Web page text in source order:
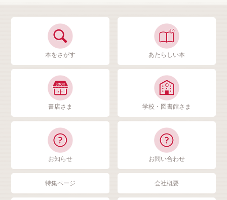
本をさがす あたらしい本
書店さま 学校・図書館さま
お知らせ お問い合わせ
特集ページ 会社概要